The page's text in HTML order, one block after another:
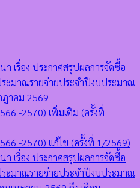
เรื่อง ประกาศสรุปผลการจัดซื้อ
ะมาณรายจ่ายประจำปีงบประมาณ
ฎาคม 2569
-2570) เพิ่มเติม (ครั้งที่
-2570) แก้ไข (ครั้งที่ 1/2569)
เรื่อง ประกาศสรุปผลการจัดซื้อ
ะมาณรายจ่ายประจำปีงบประมาณ